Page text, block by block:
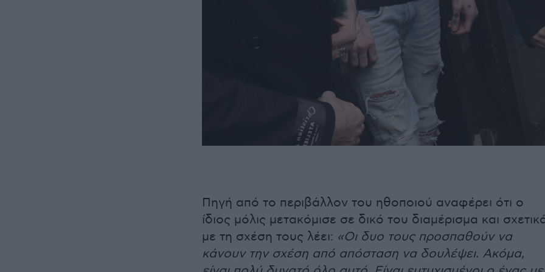
Πηγή από το περιβάλλον του ηθοποιού αναφέρει ότι ο
ίδιος μόλις μετακόμισε σε δικό του διαμέρισμα και
με τη σχέση τους λέει: «Οι δυο τους προσπαθούν να
κάνουν την σχέση από απόσταση να δουλέψει. Ακόμα,